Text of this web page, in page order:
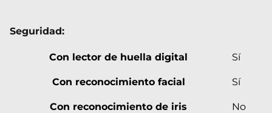
Seguridad:
Con lector de huella digital Sí
Con reconocimiento facial Sí
Con reconocimiento de iris No